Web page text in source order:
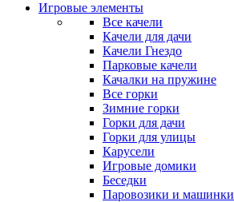
Игровые элементы
Все качели
Качели для дачи
Качели Гнездо
Парковые качели
Качалки на пружине
Все горки
Зимние горки
Горки для дачи
Горки для улицы
Карусели
Игровые домики
Беседки
Паровозики и машинки